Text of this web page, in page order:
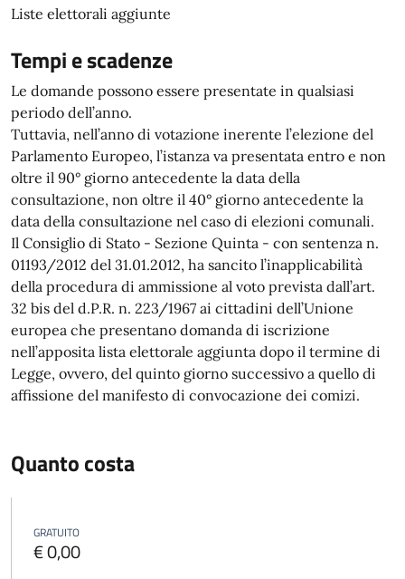
Liste elettorali aggiunte
Tempi e scadenze
Le domande possono essere presentate in qualsiasi
periodo dell’anno.
Tuttavia, nell’anno di votazione inerente l’elezione del
Parlamento Europeo, l’istanza va presentata entro e non
oltre il 90° giorno antecedente la data della
consultazione, non oltre il 40° giorno antecedente la
data della consultazione nel caso di elezioni comunali.
Il Consiglio di Stato - Sezione Quinta - con sentenza n.
01193/2012 del 31.01.2012, ha sancito l’inapplicabilità
della procedura di ammissione al voto prevista dall’art.
32 bis del d.P.R. n. 223/1967 ai cittadini dell’Unione
europea che presentano domanda di iscrizione
nell’apposita lista elettorale aggiunta dopo il termine di
Legge, ovvero, del quinto giorno successivo a quello di
affissione del manifesto di convocazione dei comizi.
Quanto costa
GRATUITO
€ 0,00